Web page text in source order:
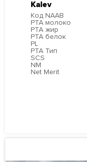
Kalev
Код NAAB
PTA молоко
PTA жир
PTA белок
PL
PTA Тип
SCS
NM
Net Merit